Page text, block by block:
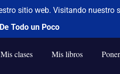
Mis clases Mis libros